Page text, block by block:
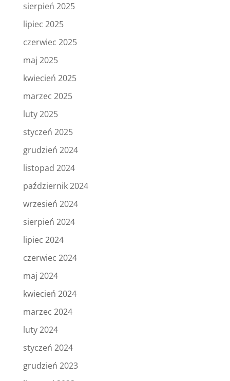
sierpień 2025
lipiec 2025
czerwiec 2025
maj 2025
kwiecień 2025
marzec 2025
luty 2025
styczeń 2025
grudzień 2024
listopad 2024
październik 2024
wrzesień 2024
sierpień 2024
lipiec 2024
czerwiec 2024
maj 2024
kwiecień 2024
marzec 2024
luty 2024
styczeń 2024
grudzień 2023